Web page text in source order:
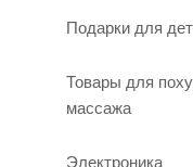
Подарки для
Товары для
массажа
Электроника